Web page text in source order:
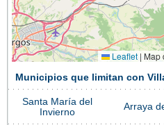
Leaflet | Map
Municipios que limitan con
Santa María del
Invierno
Arraya